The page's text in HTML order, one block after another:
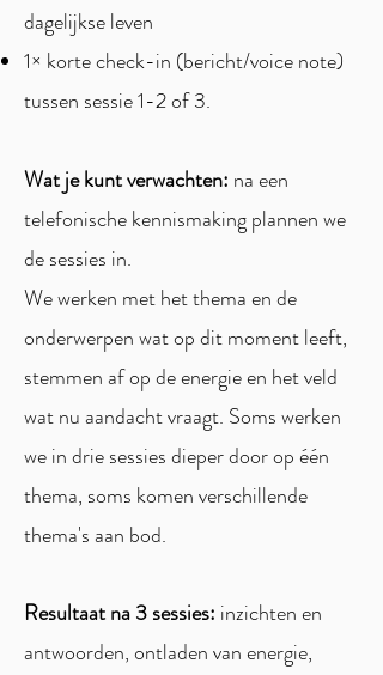
dagelijkse leven
1× korte check-in (bericht/voice note)
tussen sessie 1-2 of 3.
Wat je kunt verwachten: na een
telefonische kennismaking plannen we
de sessies in.
We werken met het thema en de
onderwerpen wat op dit moment leeft,
stemmen af op de energie en het veld
wat nu aandacht vraagt. Soms werken
we in drie sessies dieper door op één
thema, soms komen verschillende
thema's aan bod.
Resultaat na 3 sessies: inzichten en
antwoorden, ontladen van energie,